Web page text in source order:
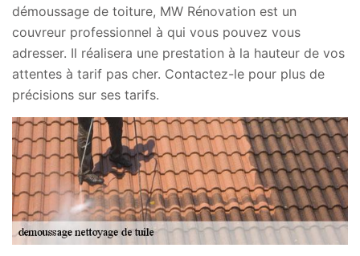
démoussage de toiture, MW Rénovation est un
couvreur professionnel à qui vous pouvez vous
adresser. Il réalisera une prestation à la hauteur de vos
attentes à tarif pas cher. Contactez-le pour plus de
précisions sur ses tarifs.